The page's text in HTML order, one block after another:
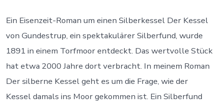
Ein Eisenzeit-Roman um einen Silberkessel Der Kessel
von Gundestrup, ein spektakulärer Silberfund, wurde
1891 in einem Torfmoor entdeckt. Das wertvolle Stück
hat etwa 2000 Jahre dort verbracht. In meinem Roman
Der silberne Kessel geht es um die Frage, wie der
Kessel damals ins Moor gekommen ist. Ein Silberfund